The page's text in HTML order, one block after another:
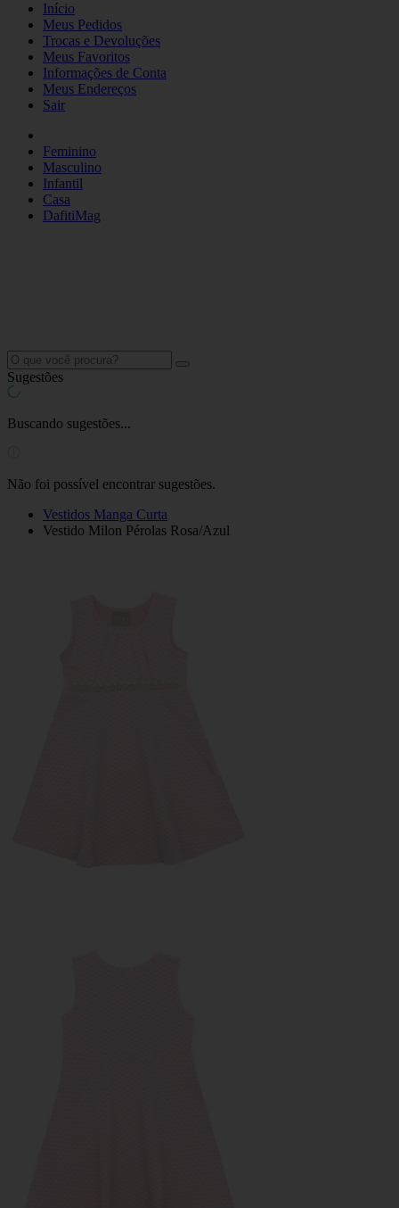
Início
Meus Pedidos
Trocas e Devoluções
Meus Favoritos
Informações de Conta
Meus Endereços
Sair
Feminino
Masculino
Infantil
Casa
DafitiMag
Sugestões
Buscando sugestões...
Não foi possível encontrar sugestões.
Vestidos Manga Curta
Vestido Milon Pérolas Rosa/Azul